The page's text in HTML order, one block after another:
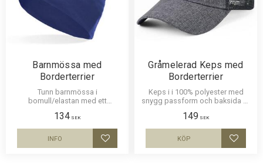
Barnmössa med
Borderterrier
Tunn barnmössa i
bomull/elastan med ett
Mössan finns i flera färger.
134 SEK
Lägg till i favoriter
INFO
Gråmelerad Keps med
Borderterrier
Keps i i 100% polyester med
snygg passform och baksida av
Borderterrier. Luftig och skön
keps.
149 SEK
Lägg
KÖP